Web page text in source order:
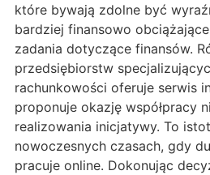
które bywają zdolne być
bardziej finansowo
zadania dotyczące finansów.
przedsiębiorstw
rachunkowości oferuje serwis
proponuje okazję współpracy
realizowania inicjatywy. To
nowoczesnych czasach, gdy
pracuje online. Dokonując